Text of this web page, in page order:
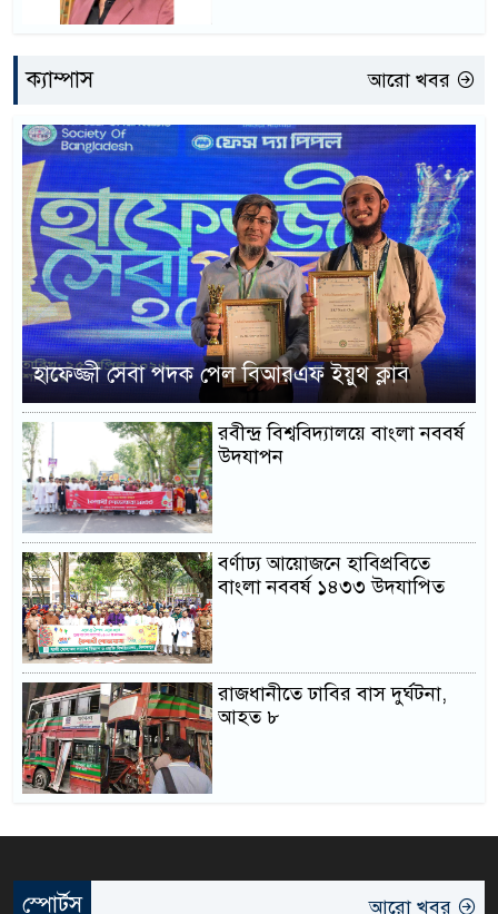
ক্যাম্পাস আরো খবর
হাফেজ্জী সেবা পদক পেল বিআরএফ ইয়ুথ ক্লাব
রবীন্দ্র বিশ্ববিদ্যালয়ে বাংলা নববর্ষ
উদযাপন
বর্ণাঢ্য আয়োজনে হাবিপ্রবিতে
বাংলা নববর্ষ ১৪৩৩ উদযাপিত
রাজধানীতে ঢাবির বাস দুর্ঘটনা,
আহত ৮
স্পোর্টস আরো খবর